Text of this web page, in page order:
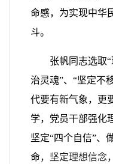
命感，为实现中华
斗。
张帆同志选取
治灵魂”、“坚定不
代要有新气象，更
学，党员干部强化
坚定“四个自信”、
命，坚定理想信念